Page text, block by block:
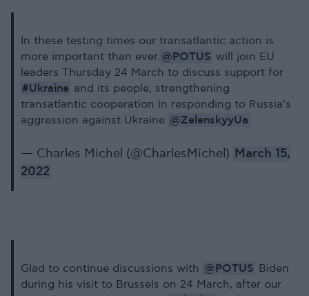
In these testing times our transatlantic action is
more important than ever. @POTUS will join EU
leaders Thursday 24 March to discuss support for
#Ukraine and its people, strengthening
transatlantic cooperation in responding to Russia’s
aggression against Ukraine @ZelenskyyUa
— Charles Michel (@CharlesMichel) March 15,
2022
Glad to continue discussions with @POTUS Biden
during his visit to Brussels on 24 March, after our